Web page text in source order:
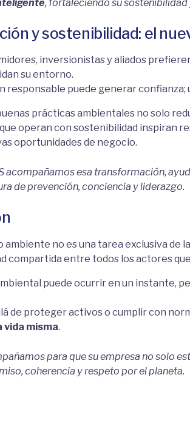
y sostenibilidad: el
inversionistas y aliados
su entorno.
responsable puede generar
prácticas ambientales no solo
operan con sostenibilidad inspiran
oportunidades de negocio.
acompañamos esa transformación,
de prevención, conciencia y liderazgo.
ambiente no es una tarea exclusiva de
compartida entre todos los actores
puede ocurrir en un instante,
de proteger activos o cumplir con
vida misma.
para que su empresa no solo
coherencia y respeto por el planeta.